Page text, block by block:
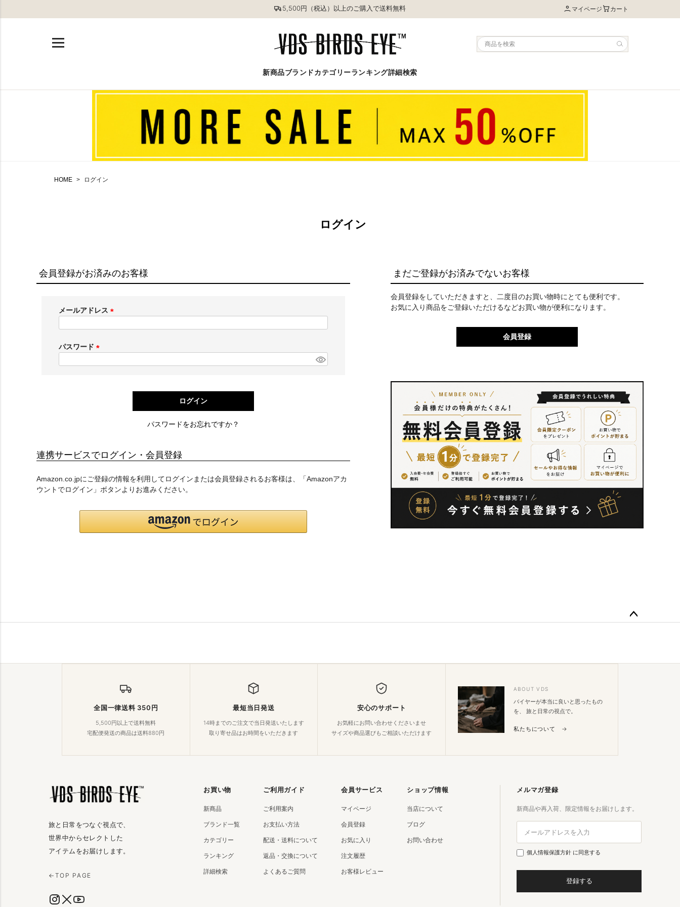
5,500円（税込）以上のご購入で送料無料 マイページ カート
新商品ブランドカテゴリーランキング詳細検索
HOME ログイン
ログイン
会員登録がお済みのお客様
メールアドレス
)
パスワード
ログイン
パスワードをお忘れですか？
連携サービスでログイン・会員登録
Amazon.co.jpにご登録の情報を利用してログインまたは会員登録されるお客様は、「Amazonアカ
ウントでログイン」ボタンよりお進みください。
まだご登録がお済みでないお客様
会員登録をしていただきますと、二度目のお買い物時にとても便利です。
お気に入り商品をご登録いただけるなどお買い物が便利になります。
会員登録
全国一律送料 350円
5,500円以上で送料無料
宅配便発送の商品は送料880円
最短当日発送
14時までのご注文で当日発送いたします
取り寄せ品はお時間をいただきます
安心のサポート
お気軽にお問い合わせくださいませ
サイズや商品選びもご相談いただけます
ABOUT VDS
バイヤーが本当に良いと思ったもの
を、 旅と日常の視点で。
私たちについて →
旅と日常をつなぐ視点で、
世界中からセレクトした
アイテムをお届けします。
← TOP PAGE
お買い物
新商品
ブランド一覧
カテゴリー
ランキング
詳細検索
ご利用ガイド
ご利用案内
お支払い方法
配送・送料について
返品・交換について
よくあるご質問
会員サービス
マイページ
会員登録
お気に入り
注文履歴
お客様レビュー
ショップ情報
当店について
ブログ
お問い合わせ
メルマガ登録
新商品や再入荷、限定情報をお届けします。
個人情報保護方針 に同意する
登録する